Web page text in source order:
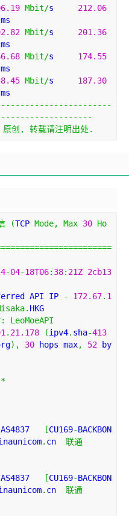
Mbit/s 212.06
Mbit/s 201.36
Mbit/s 174.55
Mbit/s 187.30
原创, 转载请注明出处.
(TCP Mode, Max 30 Ho
-04-18T06: 38: 21Z 2cb13
API IP - 172.67. 1
. HKG
:
LeoMoeAPI
. 21.178 (ipv4. sha-413
), 30 hops max, 52 by
*
AS4837
[CU169-BACKBON
. cn 联通
AS4837
[CU169-BACKBON
. cn 联通